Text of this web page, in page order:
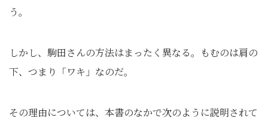
う。
しかし、駒田さんの方法はまったく異なる。もむのは肩の
下、つまり「ワキ」なのだ。
その理由については、本書のなかで次のように説明されて